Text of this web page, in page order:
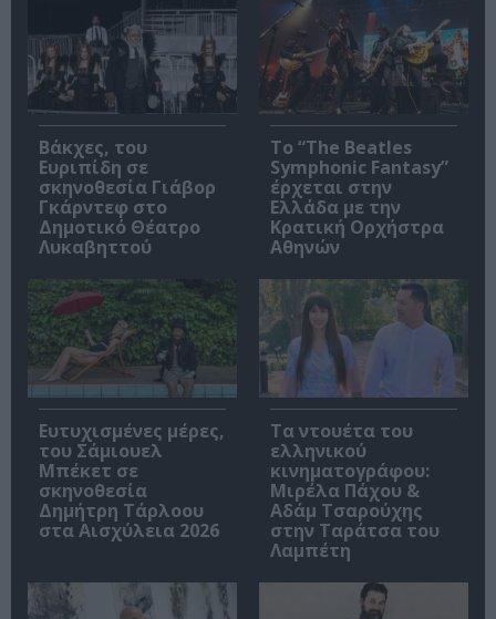
Βάκχες, του
Ευριπίδη σε
σκηνοθεσία Γιάβορ
Γκάρντεφ στο
Δημοτικό Θέατρο
Λυκαβηττού
Το “The Beatles
Symphonic Fantasy”
έρχεται στην
Ελλάδα με την
Κρατική Ορχήστρα
Αθηνών
Ευτυχισμένες μέρες,
του Σάμιουελ
Μπέκετ σε
σκηνοθεσία
Δημήτρη Τάρλοου
στα Αισχύλεια 2026
Τα ντουέτα του
ελληνικού
κινηματογράφου:
Μιρέλα Πάχου &
Αδάμ Τσαρούχης
στην Ταράτσα του
Λαμπέτη